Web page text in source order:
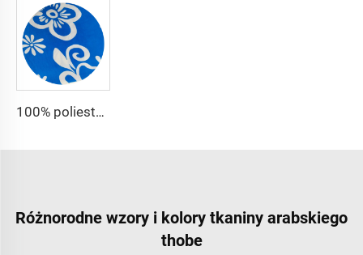
100% poliester tkanina CEY pigmentowa drukowana, 165GSM kwiatowa CEY wyprężona tkanina
Różnorodne wzory i kolory tkaniny arabskiego
thobe